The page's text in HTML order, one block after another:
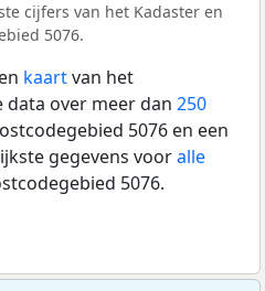
cijfers van het Kadaster en
5076.
kaartvan het
data over meer dan 250
5076 en een
gegevens vooralle
5076.